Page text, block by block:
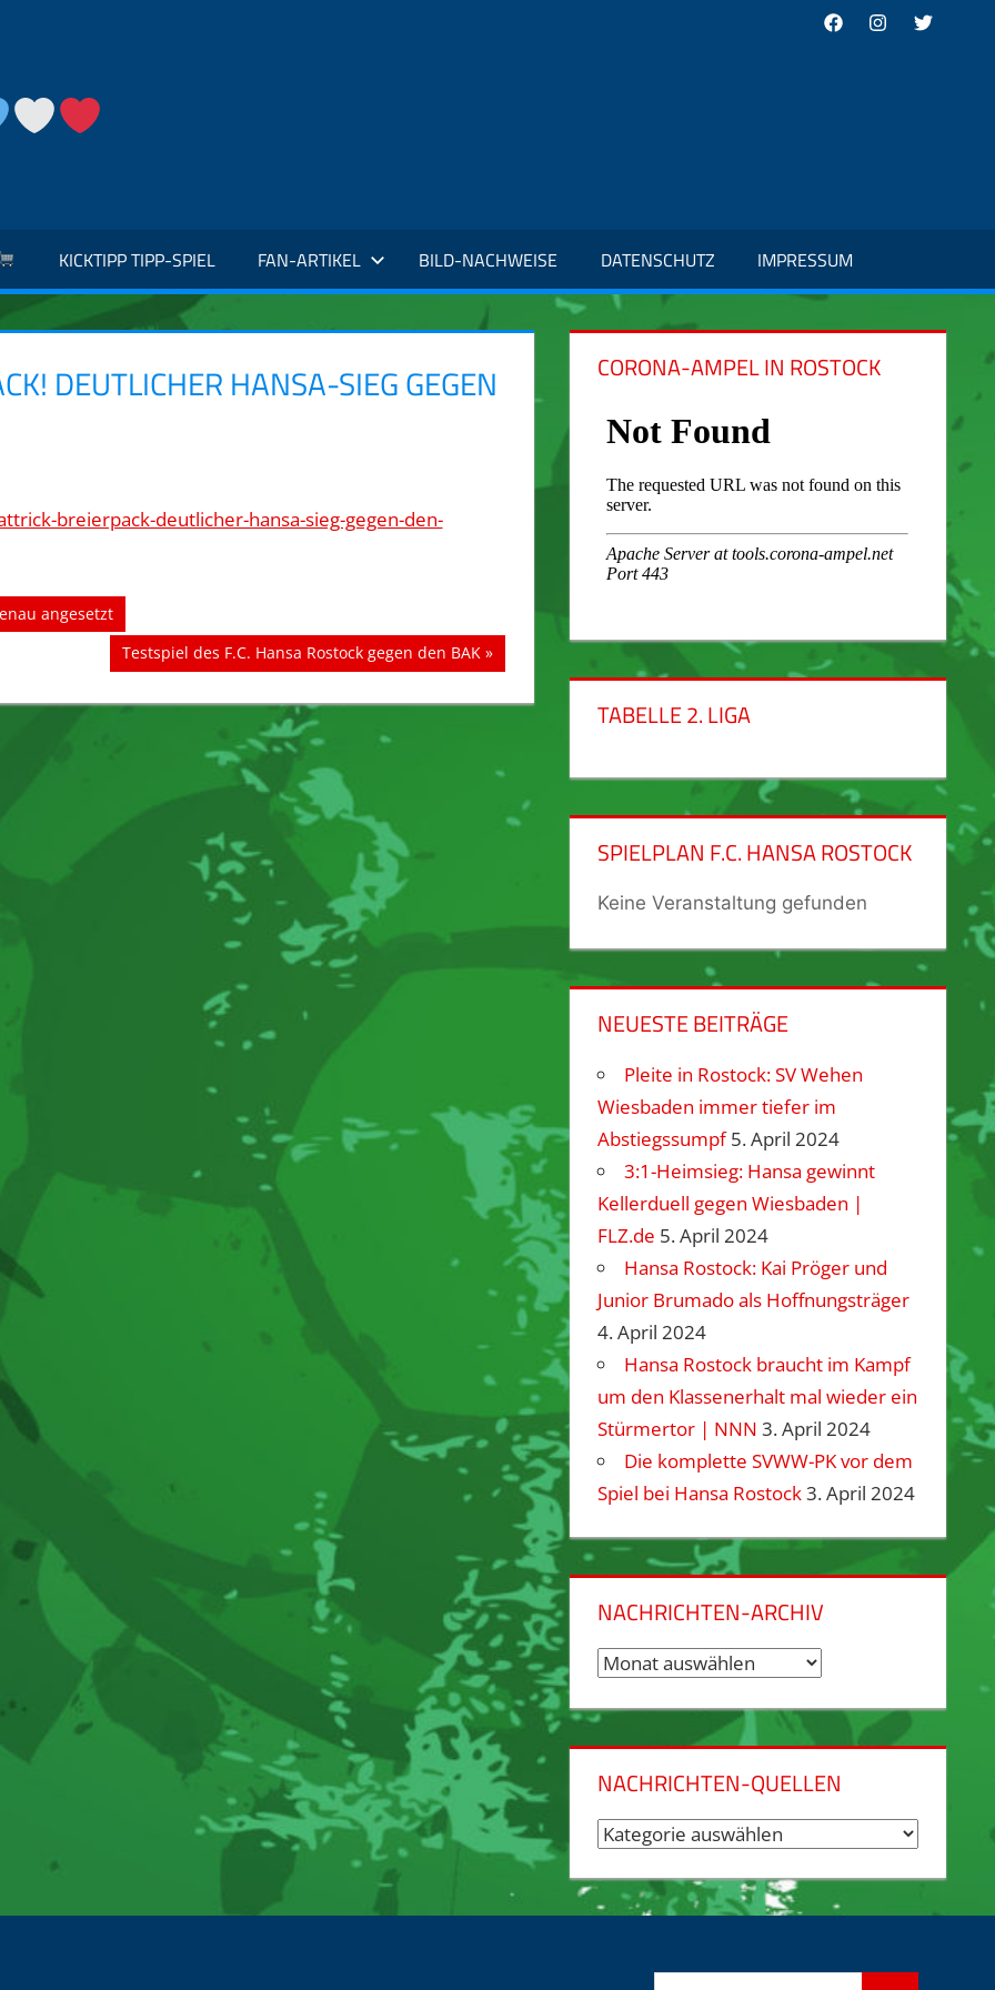
FacebookInstagram
Twitter
KICKTIPP TIPP-SPIEL FAN-ARTIKEL BILD-NACHWEISE DATENSCHUTZ IMPRESSUM
DEUTLICHER HANSA-SIEG GEGEN
breierpack-deutlicher-hansa-sieg-gegen-den-
angesetzt
Nächster
Beitrag:
Testspiel des F.C. Hansa Rostock gegen den BAK
CORONA-AMPEL IN ROSTOCK
TABELLE 2. LIGA
SPIELPLAN F.C. HANSA ROSTOCK
Keine Veranstaltung gefunden
NEUESTE BEITRÄGE
Pleite in Rostock: SV Wehen
Wiesbaden immer tiefer im
Abstiegssumpf 5. April 2024
3:1-Heimsieg: Hansa gewinnt
Kellerduell gegen Wiesbaden |
FLZ.de 5. April 2024
Hansa Rostock: Kai Pröger und
Junior Brumado als Hoffnungsträger
4. April 2024
Hansa Rostock braucht im Kampf
um den Klassenerhalt mal wieder ein
Stürmertor | NNN 3. April 2024
Die komplette SVWW-PK vor dem
Spiel bei Hansa Rostock3. April 2024
NACHRICHTEN-ARCHIV
Nachrichten-
NACHRICHTEN-QUELLEN
Nachrichten-